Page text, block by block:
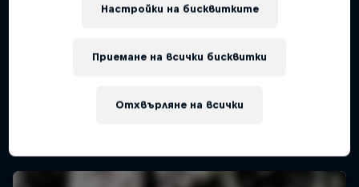
Настройки на бисквитките
Отхвърляне на всички
Приемане на всички бисквитки